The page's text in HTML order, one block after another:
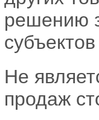
решению
Не
продаж